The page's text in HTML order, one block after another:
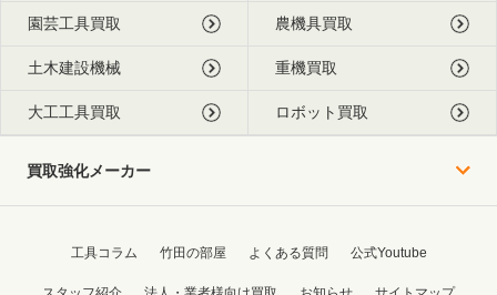
園芸工具買取 農機具買取
土木建設機械 重機買取
大工工具買取 ロボット買取
買取強化メーカー
工具コラム 竹田の部屋 よくある質問 公式Youtube